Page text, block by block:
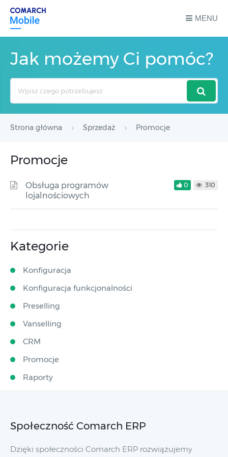
MENU
Jak możemy Ci pomóc?
Strona główna Sprzedaż Promocje
Promocje
Obsługa programów
lojalnościowych
0 310
Kategorie
Konfiguracja
Konfiguracja funkcjonalności
Preselling
Vanselling
CRM
Promocje
Raporty
Społeczność Comarch ERP
Dzięki społeczności Comarch ERP rozwiązujemy